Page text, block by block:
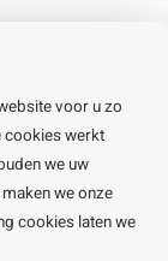
voor u zo
cookies werkt
we uw
we onze
cookies laten we